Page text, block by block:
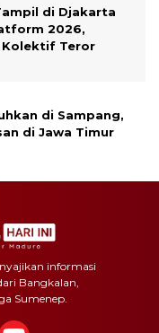
di Djakarta
2026,
Teror
di Sampang,
di Jawa Timur
informasi
Bangkalan,
Sumenep.